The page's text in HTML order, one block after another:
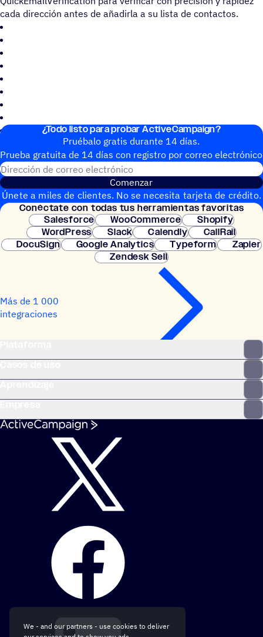
cada dirección antes de añadirla a su lista de contactos.
¿Todo listo para probar ActiveCampaign?
Pruébalo gratis durante 14 días.
Prueba gratuita de 14 días con regis­tro por correo electrónico
Dirección de correo electrónico
Comenzar
Únete a miles de clientes. No se necesita tarjeta de crédito.
Configuración instantánea.
Conéc­tate con todas tus herramientas favoritas
Salesforce
WooCommerce
Shopify
WordPress
Slack Calendly
CallRail
DocuSign
Google Analytics Typeform
Zapier
Zendesk Sell
Más de 1 000
integraciones
We - and our partners - use cookies to deliver